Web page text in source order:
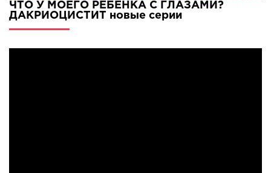
ЧТО У МОЕГО РЕБЕНКА С ГЛАЗАМИ?
ДАКРИОЦИСТИТ новые серии